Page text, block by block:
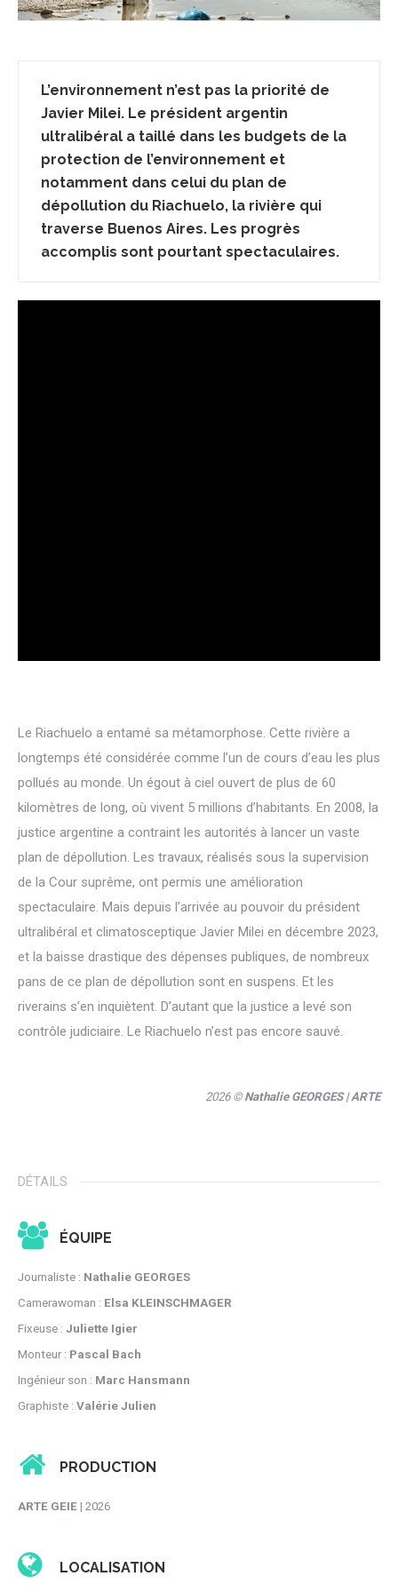
L’environnement n’est pas la priorité de
Javier Milei. Le président argentin
ultralibéral a taillé dans les budgets de la
protection de l’environnement et
notamment dans celui du plan de
dépollution du Riachuelo, la rivière qui
traverse Buenos Aires. Les progrès
accomplis sont pourtant spectaculaires.
Le Riachuelo a entamé sa métamorphose. Cette rivière a
longtemps été considérée comme l’un de cours d’eau les plus
pollués au monde. Un égout à ciel ouvert de plus de 60
kilomètres de long, où vivent 5 millions d’habitants. En 2008, la
justice argentine a contraint les autorités à lancer un vaste
plan de dépollution. Les travaux, réalisés sous la supervision
de la Cour suprême, ont permis une amélioration
spectaculaire. Mais depuis l’arrivée au pouvoir du président
ultralibéral et climatosceptique Javier Milei en décembre 2023,
et la baisse drastique des dépenses publiques, de nombreux
pans de ce plan de dépollution sont en suspens. Et les
riverains s’en inquiètent. D’autant que la justice a levé son
contrôle judiciaire. Le Riachuelo n’est pas encore sauvé.
2026 © Nathalie GEORGES| ARTE
DÉTAILS
ÉQUIPE
Journaliste : Nathalie GEORGES
Camerawoman : Elsa KLEINSCHMAGER
Fixeuse : Juliette Igier
Monteur : Pascal Bach
Ingénieur son : Marc Hansmann
Graphiste : Valérie Julien
PRODUCTION
ARTE GEIE | 2026
LOCALISATION